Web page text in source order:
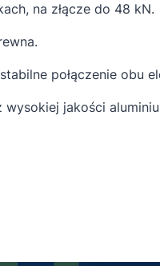
na złącze do 48 kN.
połączenie obu
jakości